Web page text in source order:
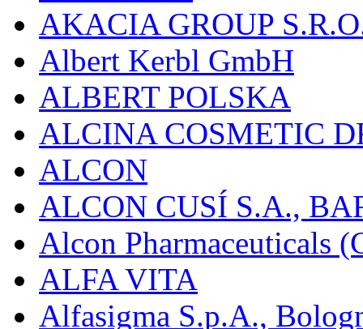
AKACIA GROUP
Albert Kerbl GmbH
ALBERT POLSKA
ALCINA COSMETIC
ALCON
ALCON CUSÍ S.A.,
Alcon Pharmaceuticals
ALFA VITA
Alfasigma S.p.A.,